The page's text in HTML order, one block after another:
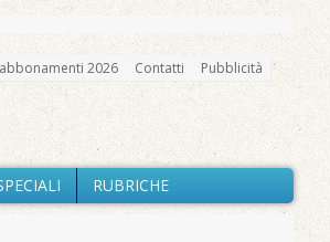
2026 Contatti Pubblicità
RUBRICHE